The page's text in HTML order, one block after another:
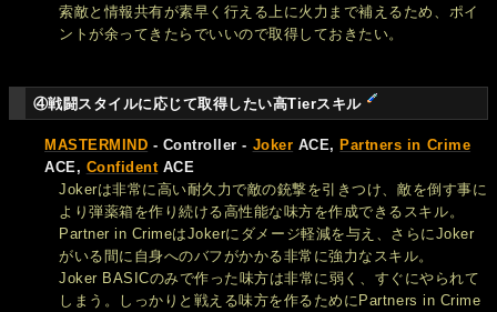
索敵と情報共有が素早く行える上に火力まで補えるため、ポイ
ントが余ってきたらでいいので取得しておきたい。
④戦闘スタイルに応じて取得したい高Tierスキル
MASTERMIND - Controller - Joker ACE,Partners in Crime
ACE, Confident ACE
Jokerは非常に高い耐久力で敵の銃撃を引きつけ、敵を倒す事に
より弾薬箱を作り続ける高性能な味方を作成できるスキル。
Partner in CrimeはJokerにダメージ軽減を与え、さらにJoker
がいる間に自身へのバフがかかる非常に強力なスキル。
Joker BASICのみで作った味方は非常に弱く、すぐにやられて
しまう。しっかりと戦える味方を作るためにPartners in Crime